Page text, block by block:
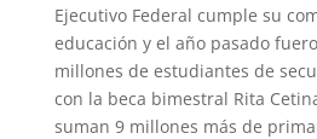
Ejecutivo Federal cumple su
educación y el año pasado
millones de estudiantes de
con la beca bimestral Rita
suman 9 millones más de